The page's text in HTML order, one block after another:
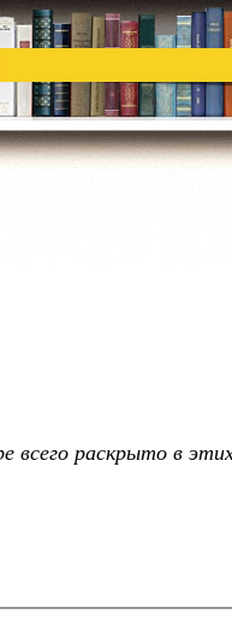
раскрыто в